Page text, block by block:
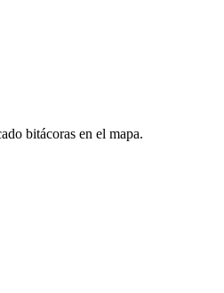
bitácoras en el mapa.